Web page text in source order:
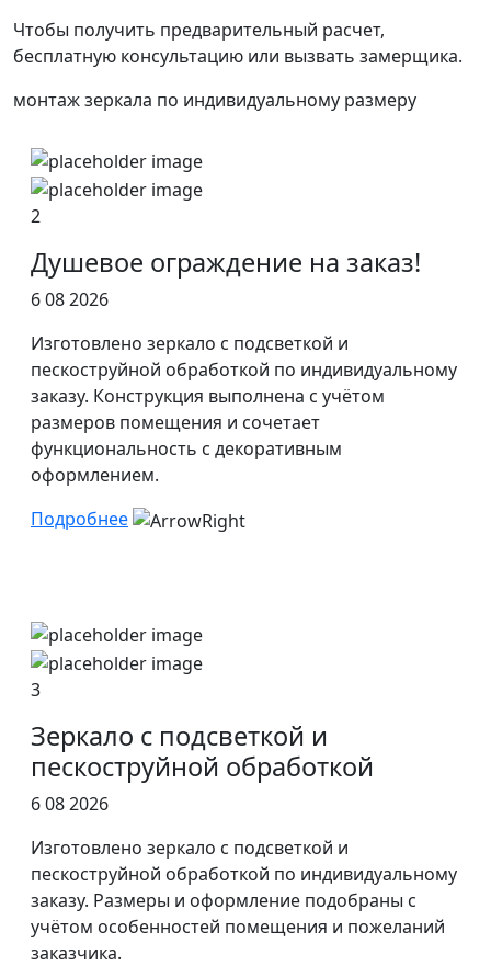
Чтобы получить предварительный расчет,
бесплатную консультацию или вызвать замерщика.
монтаж зеркала по индивидуальному размеру
2
Душевое ограждение на заказ!
6 08 2026
Изготовлено зеркало с подсветкой и
пескоструйной обработкой по индивидуальному
заказу. Конструкция выполнена с учётом
размеров помещения и сочетает
функциональность с декоративным
оформлением.
Подробнее
3
Зеркало с подсветкой и
пескоструйной обработкой
6 08 2026
Изготовлено зеркало с подсветкой и
пескоструйной обработкой по индивидуальному
заказу. Размеры и оформление подобраны с
учётом особенностей помещения и пожеланий
заказчика.